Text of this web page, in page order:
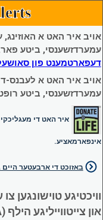
אויב איר האט א האוזינג,
עמערדזשענסי, ביטע
דעפארטמענט פון
אויב איר האט א לעבנס-
עמערדזשענסי, ביטע רופט
איר האט די
אינפארמאציע.
באזוכט די ארבעטער